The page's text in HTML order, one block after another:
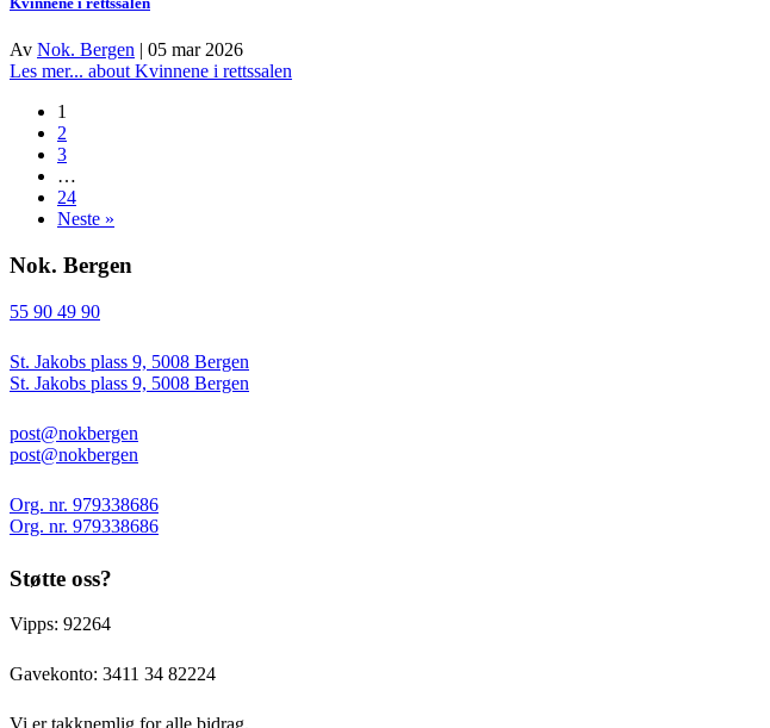
Av Nok. Bergen | 05 mar 2026
Les mer... about Kvinnene i rettssalen
1
2
3
…
24
Neste »
Nok. Bergen
55 90 49 90
St. Jakobs plass 9, 5008 Bergen
St. Jakobs plass 9, 5008 Bergen
post@nokbergen
post@nokbergen
Org. nr. 979338686
Org. nr. 979338686
Støtte oss?
Vipps: 92264
Gavekonto: 3411 34 82224